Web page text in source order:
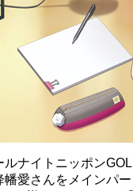
ルナイトニッポン
愛さんをメインパ